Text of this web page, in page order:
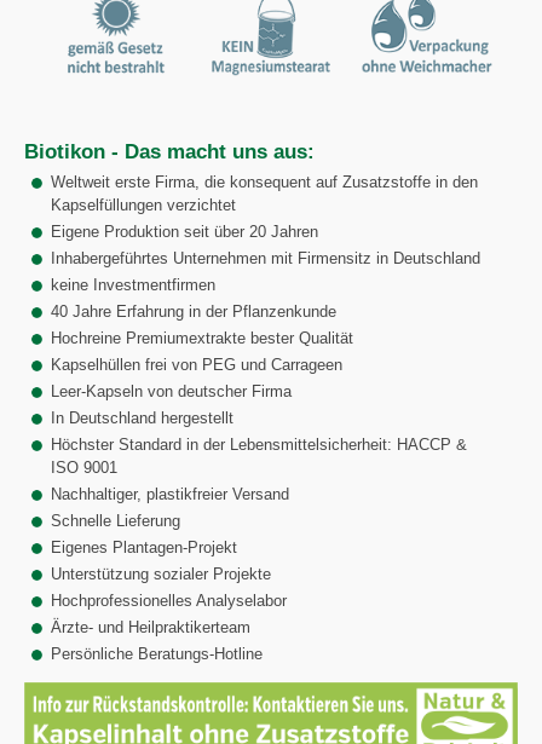
Biotikon - Das macht uns aus:
Weltweit erste Firma, die konsequent auf Zusatzstoffe in den
Kapselfüllungen verzichtet
Eigene Produktion seit über 20 Jahren
Inhabergeführtes Unternehmen mit Firmensitz in Deutschland
keine Investmentfirmen
40 Jahre Erfahrung in der Pflanzenkunde
Hochreine Premiumextrakte bester Qualität
Kapselhüllen frei von PEG und Carrageen
Leer-Kapseln von deutscher Firma
In Deutschland hergestellt
Höchster Standard in der Lebensmittelsicherheit: HACCP &
ISO 9001
Nachhaltiger, plastikfreier Versand
Schnelle Lieferung
Eigenes Plantagen-Projekt
Unterstützung sozialer Projekte
Hochprofessionelles Analyselabor
Ärzte- und Heilpraktikerteam
Persönliche Beratungs-Hotline